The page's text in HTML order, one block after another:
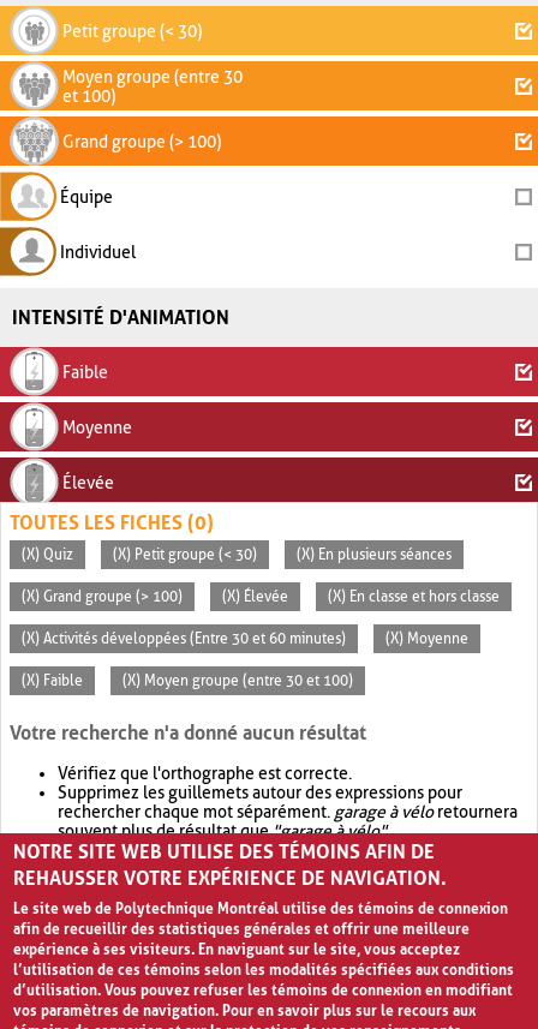
Petit groupe (< 30)
Moyen groupe (entre 30
et 100)
Grand groupe (> 100)
Équipe
Individuel
INTENSITÉ D'ANIMATION
Faible
Moyenne
Élevée
TOUTES LES FICHES (0)
(X) Quiz (X) Petit groupe (< 30) (X) En plusieurs séances
(X) Grand groupe (> 100) (X) Élevée (X) En classe et hors classe
(X) Activités développées (Entre 30 et 60 minutes) (X) Moyenne
(X) Faible (X) Moyen groupe (entre 30 et 100)
Votre recherche n'a donné aucun résultat
Vérifiez que l'orthographe est correcte.
Supprimez les guillemets autour des expressions pour
rechercher chaque mot séparément. garage à véloretournera
souvent plus de résultat que"garage à vélo".
Envisagez d'élargir votre recherche avec OR.garage OR vélo
retournera souvent plus de résultat quegarage à vélo
NOTRE SITE WEB UTILISE DES TÉMOINS AFIN DE
REHAUSSER VOTRE EXPÉRIENCE DE NAVIGATION.
Le site web de Polytechnique Montréal utilise des témoins de connexion
afin de recueillir des statistiques générales et offrir une meilleure
expérience à ses visiteurs. En naviguant sur le site, vous acceptez
l’utilisation de ces témoins selon les modalités spécifiées aux conditions
d’utilisation. Vous pouvez refuser les témoins de connexion en modifiant
vos paramètres de navigation. Pour en savoir plus sur le recours aux